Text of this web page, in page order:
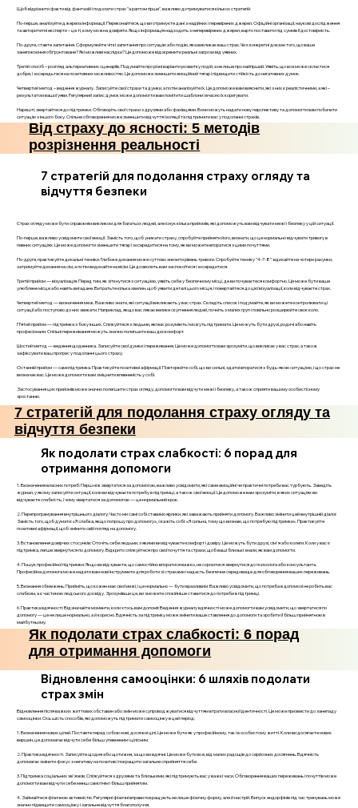
Щоб відрізнити факти від фантазій і подолати страх "а раптом гірше", важливо дотримуватися кількох стратегій.
По-перше, аналізуйте джерела інформації. Переконайтеся, що ви отримуєте дані з надійних і перевірених джерел. Офіційні організації, наукові дослідження
та авторитетні експерти – це ті, кому можна довіряти. Якщо інформація надходить з неперевірених джерел, варто поставити під сумнів її достовірність.
По-друге, ставте запитання. Сформулюйте чіткі запитання про ситуацію або подію, яка викликає ваш страх. Чи є конкретні докази того, що ваше
занепокоєння обґрунтоване? Які можливі наслідки? Це допоможе відокремити реальні загрози від уявних.
Третій спосіб – розгляд альтернативних сценаріїв. Подумайте про різні варіанти розвитку подій, а не лише про найгірший. Уявіть, що все може скластися
добре, і зосередьтеся на позитивних можливостях. Це допоможе зменшити емоційний тягар і підвищити стійкість до негативних думок.
Четвертий метод – ведення журналу. Записуйте свої страхи та думки, а потім аналізуйте їх. Це допоможе вам вияснити, які з них є реалістичними, а які –
результатом вашої уяви. Регулярний запис думок може допомогти вам помітити шаблони і вчасно їх коригувати.
Нарешті, звертайтеся до підтримки. Обговоріть свої страхи з друзями або фахівцями. Вони можуть надати нову перспективу та допомогти вам побачити
ситуацію з іншого боку. Спільне обговорення може зменшити відчуття ізоляції та підтримати вас у подоланні страхів.
Від страху до ясності: 5 методів
розрізнення реальності
7 стратегій для подолання страху огляду та
відчуття безпеки
Страх огляду може бути справжнім викликом для багатьох людей, але існує кілька прийомів, які допоможуть вам відчувати межі і безпеку у цій ситуації.
По-перше, важливо усвідомити свої емоції. Замість того, щоб уникати страху, спробуйте прийняти його, визнати, що це нормально відчувати тривогу в
певних ситуаціях. Це може допомогти зменшити тягар і зосередитися на тому, як ви можете впоратися з цими почуттями.
По-друге, практикуйте дихальні техніки. Глибоке дихання може суттєво знизити рівень тривоги. Спробуйте техніку "4-7-8": вдихайте на чотири рахунки,
затримуйте дихання на сім, а потім видихайте на вісім. Це дозволить вам заспокоїтися і зосередитися.
Третій прийом — візуалізація. Перед тим, як зіткнутися з ситуацією, уявіть себе у безпечному місці, де ви почуваєтеся комфортно. Це може бути ваше
улюблене місце або навіть вигадане. Витратьте кілька хвилин, щоб уявити деталі цього місця, і повертайтеся до цієї візуалізації, коли відчуваєте страх.
Четвертий метод — визначення меж. Важливо знати, які ситуації викликають у вас страх. Складіть список і подумайте, як ви можете контролювати ці
ситуації або поступово до них звикати. Наприклад, якщо вас лякає велике скупчення людей, почніть з малих груп і повільно розширюйте своє коло.
П’ятий прийом — підтримка з боку інших. Спілкуйтеся з людьми, які вас розуміють і можуть підтримати. Це можуть бути друзі, родичі або навіть
професіонали. Спільні переживання можуть значно полегшити ваш дискомфорт.
Шостий метод — ведення щоденника. Записуйте свої думки і переживання. Це може допомогти вам зрозуміти, що викликає у вас страх, а також
зафіксувати ваш прогрес у подоланні цього страху.
Останній прийом — самопідтримка. Практикуйте позитивні афірмації. Повторюйте собі, що ви сильні, здатні впоратися з будь-якою ситуацією, і що страх не
визначає вас. Це може допомогти вам зміцнити впевненість у собі.
Застосування цих прийомів може значно полегшити страх огляду, допомогти вам відчути межі і безпеку, а також сприяти вашому особистісному
зростанню.
7 стратегій для подолання страху огляду та
відчуття безпеки
Як подолати страх слабкості: 6 порад для
отримання допомоги
1. Визначення власних потреб: Перш ніж звертатися за допомогою, важливо усвідомити, які саме емоційні чи практичні потреби вас турбують. Заведіть
журнал, у якому записуйте ситуації, коли ви відчуваєте потребу в підтримці, а також свої емоції. Це допоможе вам зрозуміти, в яких ситуаціях ви
відчуваєте слабкість, і чому звертатися за допомогою — це нормальний крок.
2. Перепрограмування внутрішнього діалогу: Часто ми самі собі ставимо ярлики, які заважають прийняти допомогу. Важливо змінити цей внутрішній діалог.
Замість того, щоб думати: «Я слабка, якщо попрошу про допомогу», скажіть собі: «Я сильна, тому що визнаю, що потребую підтримки». Практикуйте
позитивні афірмації, щоб змінити свій погляд на допомогу.
3. Встановлення довірчих стосунків: Оточіть себе людьми, з якими ви відчуваєте комфорт і довіру. Це можуть бути друзі, сім'я або колеги. Коли у вас є
підтримка, легше звернутися по допомогу. Відкрито спілкуйтеся про свої почуття та страхи, щоб ваші близькі знали, як вам допомогти.
4. Пошук професійної підтримки: Якщо ви відчуваєте, що самостійно впоратися важко, не соромтеся звернутися до психолога або консультанта.
Професійна допомога може надати вам нові інструменти для роботи зі страхами і надасть безпечне середовище для обговорення ваших переживань.
5. Визнання обмежень: Прийміть, що кожен має свої межі, і це нормально — бути вразливим. Важливо усвідомити, що потреба в допомозі не робить вас
слабким, а є частиною людського досвіду. Зрозумівши це, ви зможете спокійніше ставитися до потреби в підтримці.
6. Практика вдячності: Відзначайте моменти, коли хтось вам допоміг. Ведення журналу вдячності може допомогти вам усвідомити, що звертатися по
допомогу — це не лише нормально, а й корисно. Вдячність за підтримку може змінити ваше ставлення до допомоги та зробити її більш прийнятною в
майбутньому.
Як подолати страх слабкості: 6 порад
для отримання допомоги
Відновлення самооцінки: 6 шляхів подолати
страх змін
Відновлення після важких життєвих обставин або змін може супроводжуватися відчуттям втрати власної ідентичності. Це може призвести до занепаду
самооцінки. Ось шість способів, які допоможуть підтримати самооцінку в цей період:
1. Визначення нових цілей. Поставте перед собою нові, досяжні цілі. Це може бути як у професійному, так і в особистому житті. Коли ви досягаєте нових
вершин, це допомагає відчути себе більш упевненим і цілісним.
2. Практика вдячності. Записуйте щодня або щотижня, за що ви вдячні. Це може бути все, від малих радощів до серйозних досягнень. Вдячність
допомагає змінити фокус з негативу на позитив і покращити загальне сприйняття себе.
3. Підтримка соціальних зв'язків. Спілкуйтеся з друзями та близькими, які підтримують вас у важкі часи. Обговорення ваших переживань і почуттів може
допомогти вам відчути себе менш самотнім і більш прийнятим.
4. Займайтеся фізичною активністю. Регулярні фізичні вправи покращують не лише фізичну форму, але й настрій. Випуск ендорфінів під час тренувань може
значно підвищити самооцінку і загальне відчуття благополуччя.